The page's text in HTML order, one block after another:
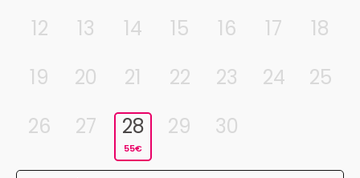
12
13 14 15 16 17
18
19
20 21 22 23 24
25
26
27 28
55€
29 30